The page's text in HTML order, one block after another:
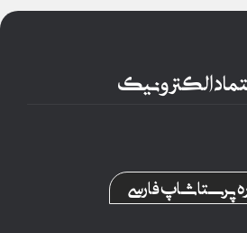
الکترونیک
پرستاشاپ فارسی